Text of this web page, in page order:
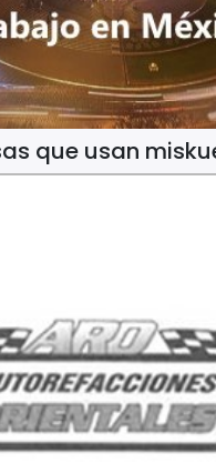
que usan